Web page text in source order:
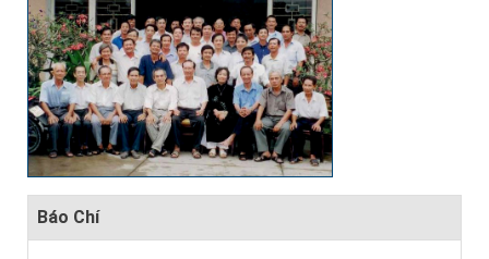
Báo Chí